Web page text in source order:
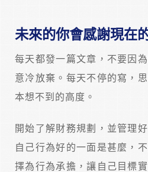
未來的你會感謝現在
每天都發一篇文章，不要因
意冷放棄。每天不停的寫，
本想不到的高度。
開始了解財務規劃，並管理
自己行為好的一面是甚麼，
擇為行為承擔，讓自己目標